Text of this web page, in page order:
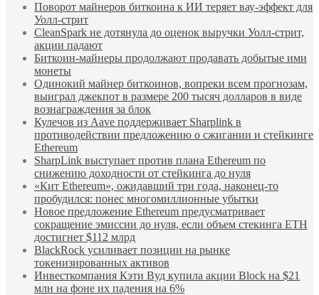
Поворот майнеров биткоина к ИИ теряет вау-эффект для
Уолл-стрит
CleanSpark не дотянула до оценок выручки Уолл-стрит,
акции падают
Биткоин-майнеры продолжают продавать добытые ими
монеты
Одинокий майнер биткоинов, вопреки всем прогнозам,
выиграл джекпот в размере 200 тысяч долларов в виде
вознаграждения за блок
Кулечов из Aave поддерживает Sharplink в
противодействии предложению о сжигании и стейкинге
Ethereum
SharpLink выступает против плана Ethereum по
снижению доходности от стейкинга до нуля
«Кит Ethereum», ожидавший три года, наконец-то
пробудился: понес многомиллионные убытки
Новое предложение Ethereum предусматривает
сокращение эмиссии до нуля, если объем стекинга ETH
достигнет $112 млрд
BlackRock усиливает позиции на рынке
токенизированных активов
Инвесткомпания Кэти Вуд купила акции Block на $21
млн на фоне их падения на 6%